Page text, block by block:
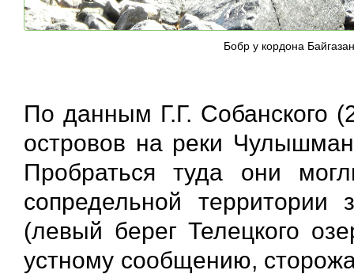
Бобр у кордона
По данным Г.Г. Собанского
островов на реки
Пробраться туда они
сопредельной
(левый берег Телецкого
устному сообщению,